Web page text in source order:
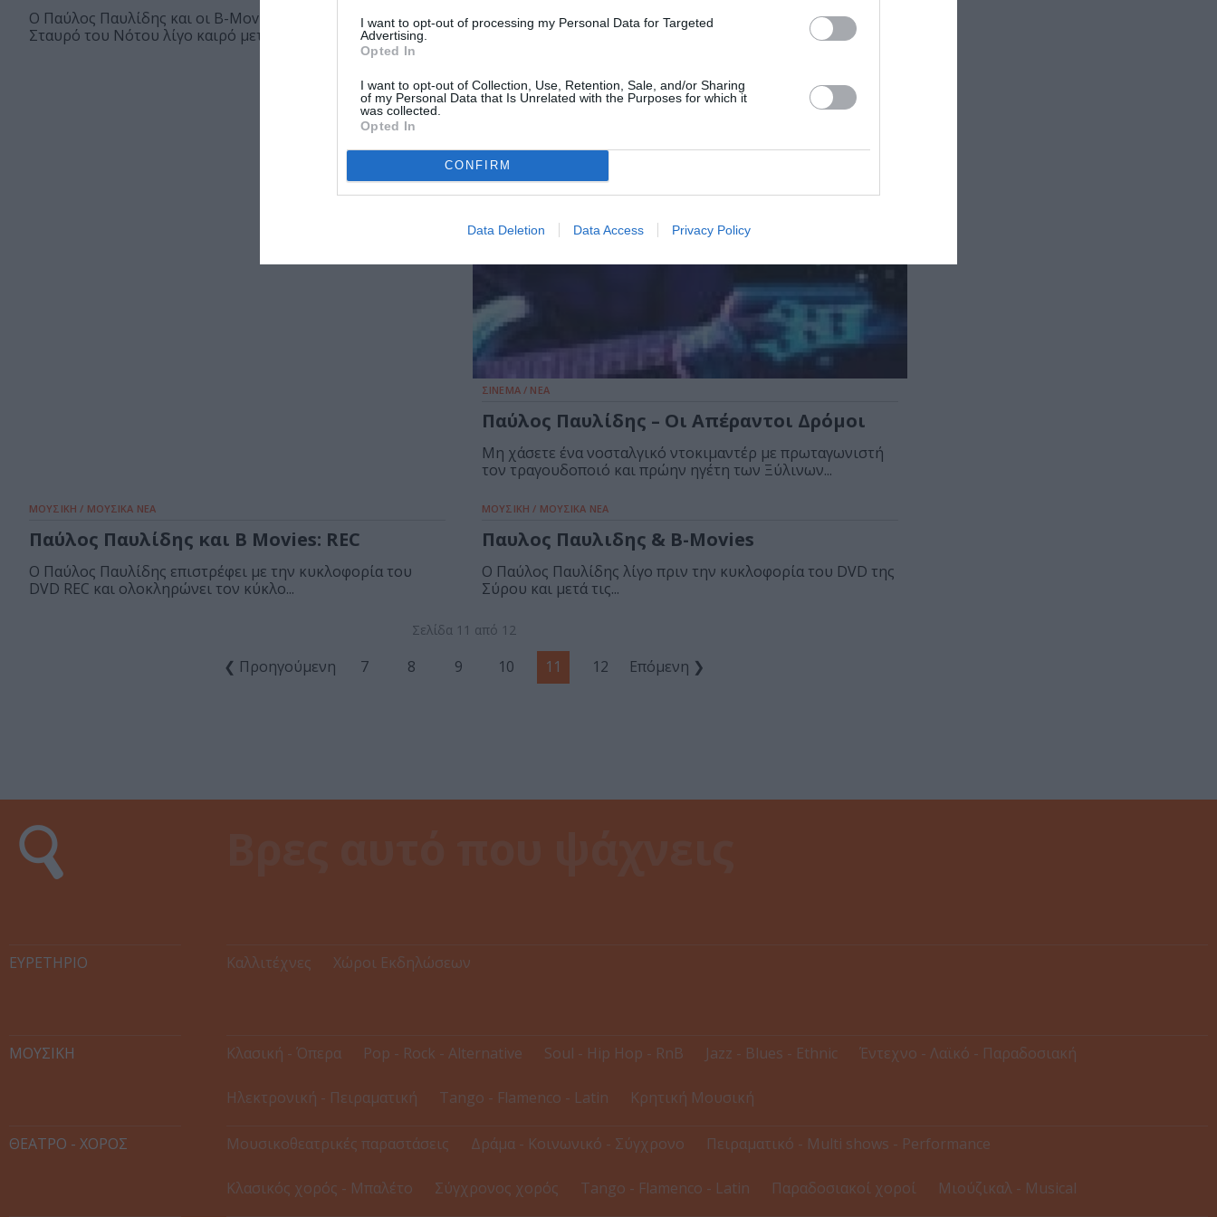
I want to opt-out of processing my Personal Data for Targeted
Advertising.
Opted In
I want to opt-out of Collection, Use, Retention, Sale, and/or Sharing
of my Personal Data that Is Unrelated with the Purposes for which it
was collected.
Opted In
CONFIRM
Data Deletion Data Access Privacy Policy
Ο Παύλος Παυλίδης και οι B-Movies επιστρέφουν στο
Σταυρό του Νότου λίγο καιρό μετά...
ΣΙΝΕΜΑ / ΝΕΑ
Παύλος Παυλίδης – Οι Απέραντοι Δρόμοι
Μη χάσετε ένα νοσταλγικό ντοκιμαντέρ με πρωταγωνιστή
τον τραγουδοποιό και πρώην ηγέτη των Ξύλινων...
ΜΟΥΣΙΚΗ / ΜΟΥΣΙΚΑ ΝΕΑ
Παύλος Παυλίδης και B Movies: REC
Ο Παύλος Παυλίδης επιστρέφει με την κυκλοφορία του
DVD REC και ολοκληρώνει τον κύκλο...
ΜΟΥΣΙΚΗ / ΜΟΥΣΙΚΑ ΝΕΑ
Παυλος Παυλιδης & Β-Movies
Ο Παύλος Παυλίδης λίγο πριν την κυκλοφορία του DVD της
Σύρου και μετά τις...
Σελίδα 11 από 12
❮ Προηγούμενη 7 8 9 10 11 12 Επόμενη ❯
ΕΥΡΕΤΉΡΙΟ Καλλιτέχνες Χώροι Εκδηλώσεων
ΜΟΥΣΙΚΗ Κλασική - Όπερα Pop - Rock - Alternative Soul - Hip Hop - RnB Jazz - Blues - Ethnic Έντεχνο - Λαϊκό - Παραδοσιακή
Ηλεκτρονική - Πειραματική Tango - Flamenco - Latin Κρητική Μουσική
ΘΕΑΤΡΟ - ΧΟΡΟΣ Μουσικοθεατρικές παραστάσεις Δράμα - Κοινωνικό - Σύγχρονο Πειραματικό - Multi shows - Performance
Κλασικός χορός - Μπαλέτο Σύγχρονος χορός Tango - Flamenco - Latin Παραδοσιακοί χοροί Μιούζικαλ - Musical